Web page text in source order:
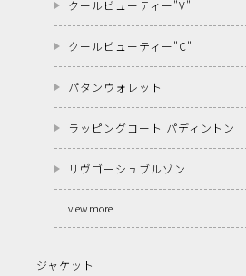
クールビューティー"V"
クールビューティー"C"
パタンウォレット
ラッピングコート パディントン
リヴゴーシュブルゾン
view more
ジャケット